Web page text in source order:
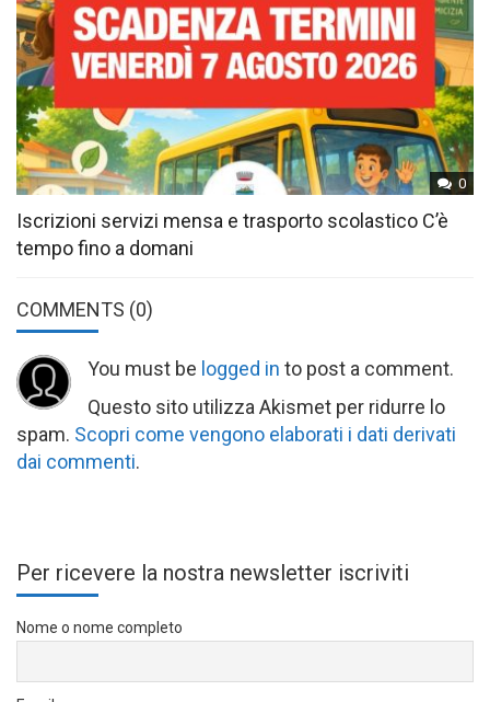
0
Iscrizioni servizi mensa e trasporto scolastico C’è
tempo fino a domani
COMMENTS (0)
You must be logged in to post a comment.
Questo sito utilizza Akismet per ridurre lo
spam. Scopri come vengono elaborati i dati derivati
dai commenti.
Per ricevere la nostra newsletter iscriviti
Nome o nome completo